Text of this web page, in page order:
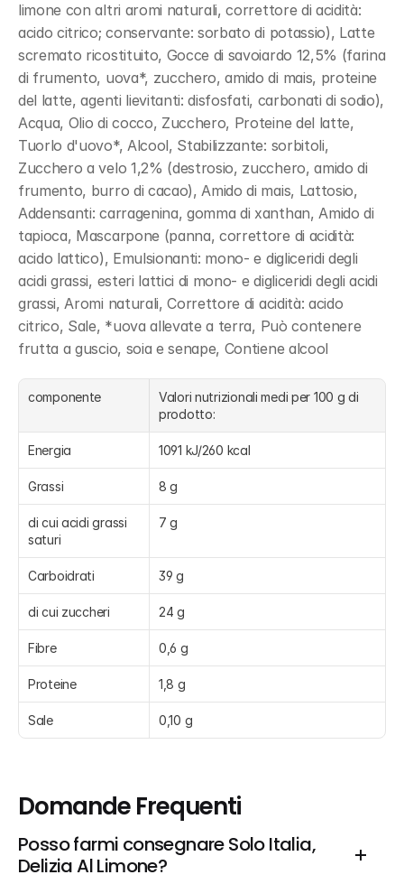
limone con altri aromi naturali, correttore di acidità:
acido citrico; conservante: sorbato di potassio), Latte
scremato ricostituito, Gocce di savoiardo 12,5% (farina
di frumento, uova*, zucchero, amido di mais, proteine
del latte, agenti lievitanti: disfosfati, carbonati di sodio),
Acqua, Olio di cocco, Zucchero, Proteine del latte,
Tuorlo d'uovo*, Alcool, Stabilizzante: sorbitoli,
Zucchero a velo 1,2% (destrosio, zucchero, amido di
frumento, burro di cacao), Amido di mais, Lattosio,
Addensanti: carragenina, gomma di xanthan, Amido di
tapioca, Mascarpone (panna, correttore di acidità:
acido lattico), Emulsionanti: mono- e digliceridi degli
acidi grassi, esteri lattici di mono- e digliceridi degli acidi
grassi, Aromi naturali, Correttore di acidità: acido
citrico, Sale, *uova allevate a terra, Può contenere
frutta a guscio, soia e senape, Contiene alcool
componente
Valori nutrizionali medi per 100 g di
prodotto:
Energia 1091 kJ/260 kcal
Grassi 8 g
di cui acidi grassi
saturi
7 g
Carboidrati 39 g
di cui zuccheri 24 g
Fibre 0,6 g
Proteine 1,8 g
Sale 0,10 g
Domande Frequenti
Posso farmi consegnare Solo Italia,
Delizia Al Limone?